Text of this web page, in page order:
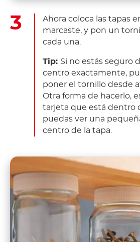
Ahora coloca las tapas
marcaste, y pon un
cada una.
Tip: Si no estás seguro
centro exactamente,
poner el tornillo desde
Otra forma de hacerlo,
tarjeta que está dentro
puedas ver una
centro de la tapa.